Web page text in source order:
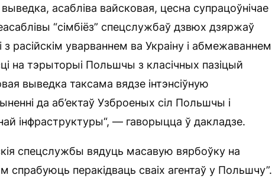
асабліва вайсковая, цесна супрацоўнічае
“сімбіёз” спецслужбаў дзвюх дзяржаў
расійскім уварваннем ва Украіну і абмежаваннем
на тэрыторыі Польшчы з класічных пазіцый
выведка таксама вядзе інтэнсіўную
да аб’ектаў Узброеных сіл Польшчы і
інфраструктуры“, — гаворыцца ў дакладзе.
спецслужбы вядуць масавую вярбоўку на
спрабуюць перакідваць сваіх агентаў у Польшчу”.